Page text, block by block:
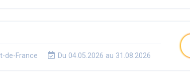
de-France Du 04.05.2026 au 31.08.2026